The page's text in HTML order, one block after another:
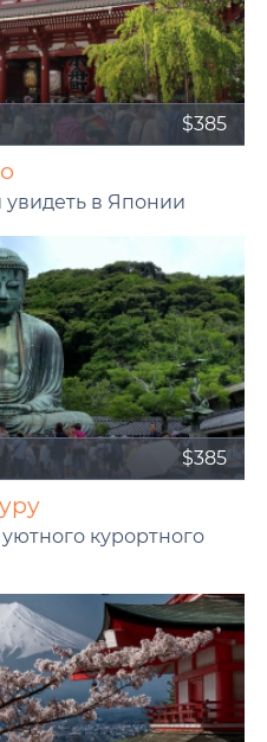
$385
увидеть в Японии
$385
курортного